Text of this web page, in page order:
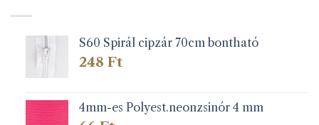
S60 Spirál cipzár 70cm bontható
248 Ft
4mm-es Polyest.neonzsinór 4 mm